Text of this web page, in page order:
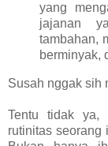
yang
jajanan
tambahan,
berminyak,
Susah nggak sih
Tentu tidak ya,
rutinitas seorang